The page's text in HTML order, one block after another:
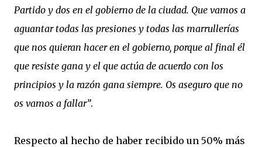
Partido y dos en el gobierno de la ciudad. Que vamos a
aguantar todas las presiones y todas las marrullerías
que nos quieran hacer en el gobierno, porque al final él
que resiste gana y el que actúa de acuerdo con los
principios y la razón gana siempre. Os aseguro que no
os vamos a fallar”.
Respecto al hecho de haber recibido un 50% más